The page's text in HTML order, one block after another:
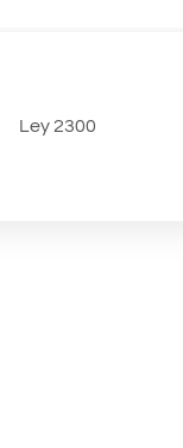
Ley 2300